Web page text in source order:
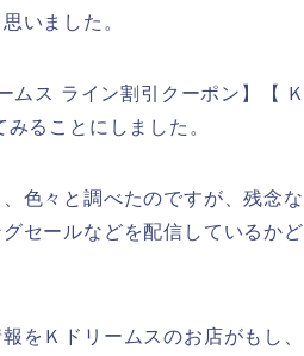
いました。
ムス ライン割引クーポン】【 Ｋ
ることにしました。
色々と調べたのですが、残念な
セールなどを配信しているかど
をＫドリームスのお店がもし、